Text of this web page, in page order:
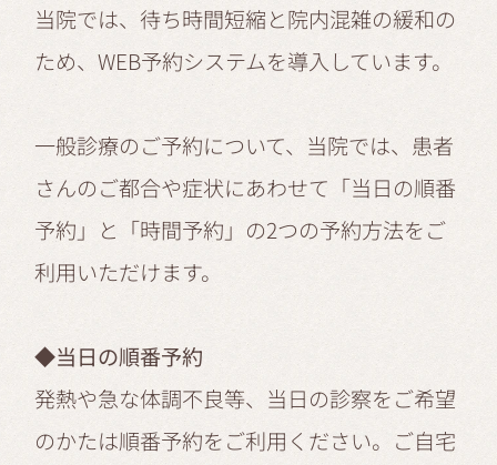
当院では、待ち時間短縮と院内混雑の緩和の
ため、WEB予約システムを導入しています。
一般診療のご予約について、当院では、患者
さんのご都合や症状にあわせて「当日の順番
予約」と「時間予約」の2つの予約方法をご
利用いただけます。
◆当日の順番予約
発熱や急な体調不良等、当日の診察をご希望
のかたは順番予約をご利用ください。ご自宅